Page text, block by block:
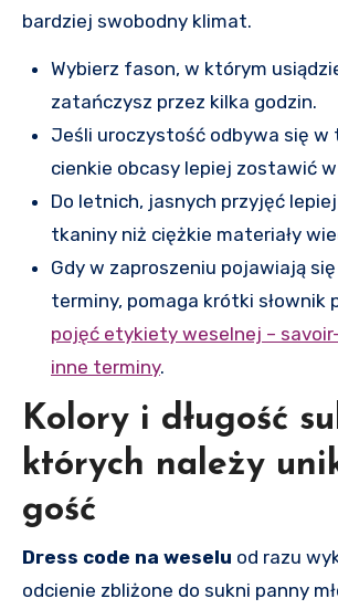
bardziej swobodny klimat.
Wybierz fason, w którym
zatańczysz przez kilka godzin.
Jeśli uroczystość odbywa się w
cienkie obcasy lepiej zostawić
Do letnich, jasnych przyjęć
tkaniny niż ciężkie materiały
Gdy w zaproszeniu pojawiają
terminy, pomaga krótki słownik
pojęć etykiety weselnej – savoir-
inne terminy.
Kolory i długość
których należy
gość
Dress code na weselu od razu
odcienie zbliżone do sukni panny